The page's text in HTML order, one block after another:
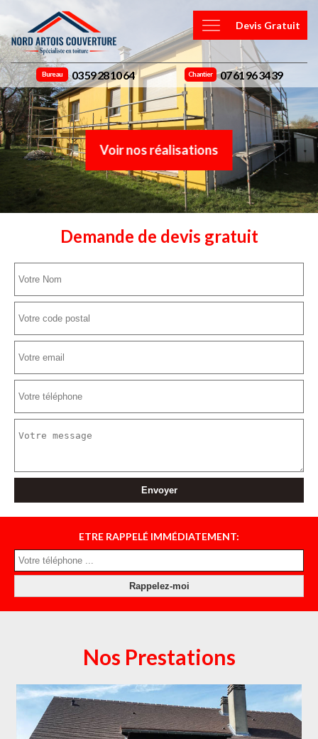
Devis Gratuit
Bureau 03 59 28 10 64 Chantier 07 61 96 34 39
Voir nos réalisations
Demande de devis gratuit
ETRE RAPPELÉ IMMÉDIATEMENT:
Nos Prestations